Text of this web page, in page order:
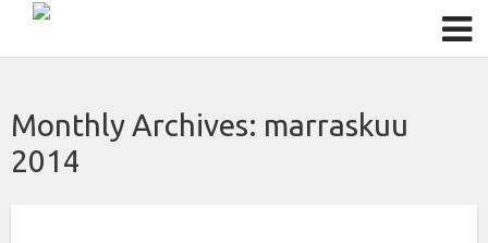
Monthly Archives: marraskuu
2014